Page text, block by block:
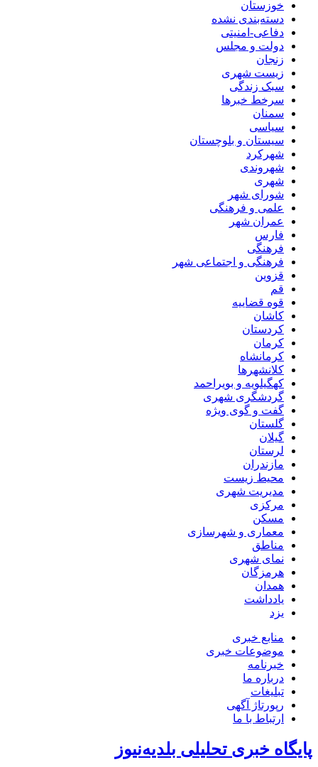
خوزستان
دسته‌بندی نشده
دفاعی-امنیتی
دولت و مجلس
زنجان
زیست شهری
سبک زندگی
سرخط خبرها
سمنان
سیاسی
سیستان و بلوچستان
شهرکرد
شهروندی
شهری
شورای شهر
علمی و فرهنگی
عمران شهر
فارس
فرهنگی
فرهنگی و اجتماعی شهر
قزوین
قم
قوه قضاییه
کاشان
کردستان
کرمان
کرمانشاه
کلانشهرها
کهگیلویه و بویراحمد
گردشگری شهری
گفت و گوی ویژه
گلستان
گیلان
لرستان
مازندران
محیط زیست
مدیریت شهری
مرکزی
مسکن
معماری و شهرسازی
مناطق
نمای شهری
هرمزگان
همدان
یادداشت
یزد
منابع خبری
موضوعات خبری
خبرنامه
درباره ما
تبلیغات
رپورتاژ آگهی
ارتباط با ما
پایگاه خبری تحلیلی بلدیه‌نیوز